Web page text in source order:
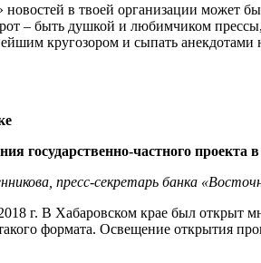
новостей в твоей организации может
– быть душкой и любимчиком
кругозором и сыпать анекдотами
государственно-частного
пресс-секретарь банка
г. В Хабаровском крае был открыт
формата. Освещение открытия